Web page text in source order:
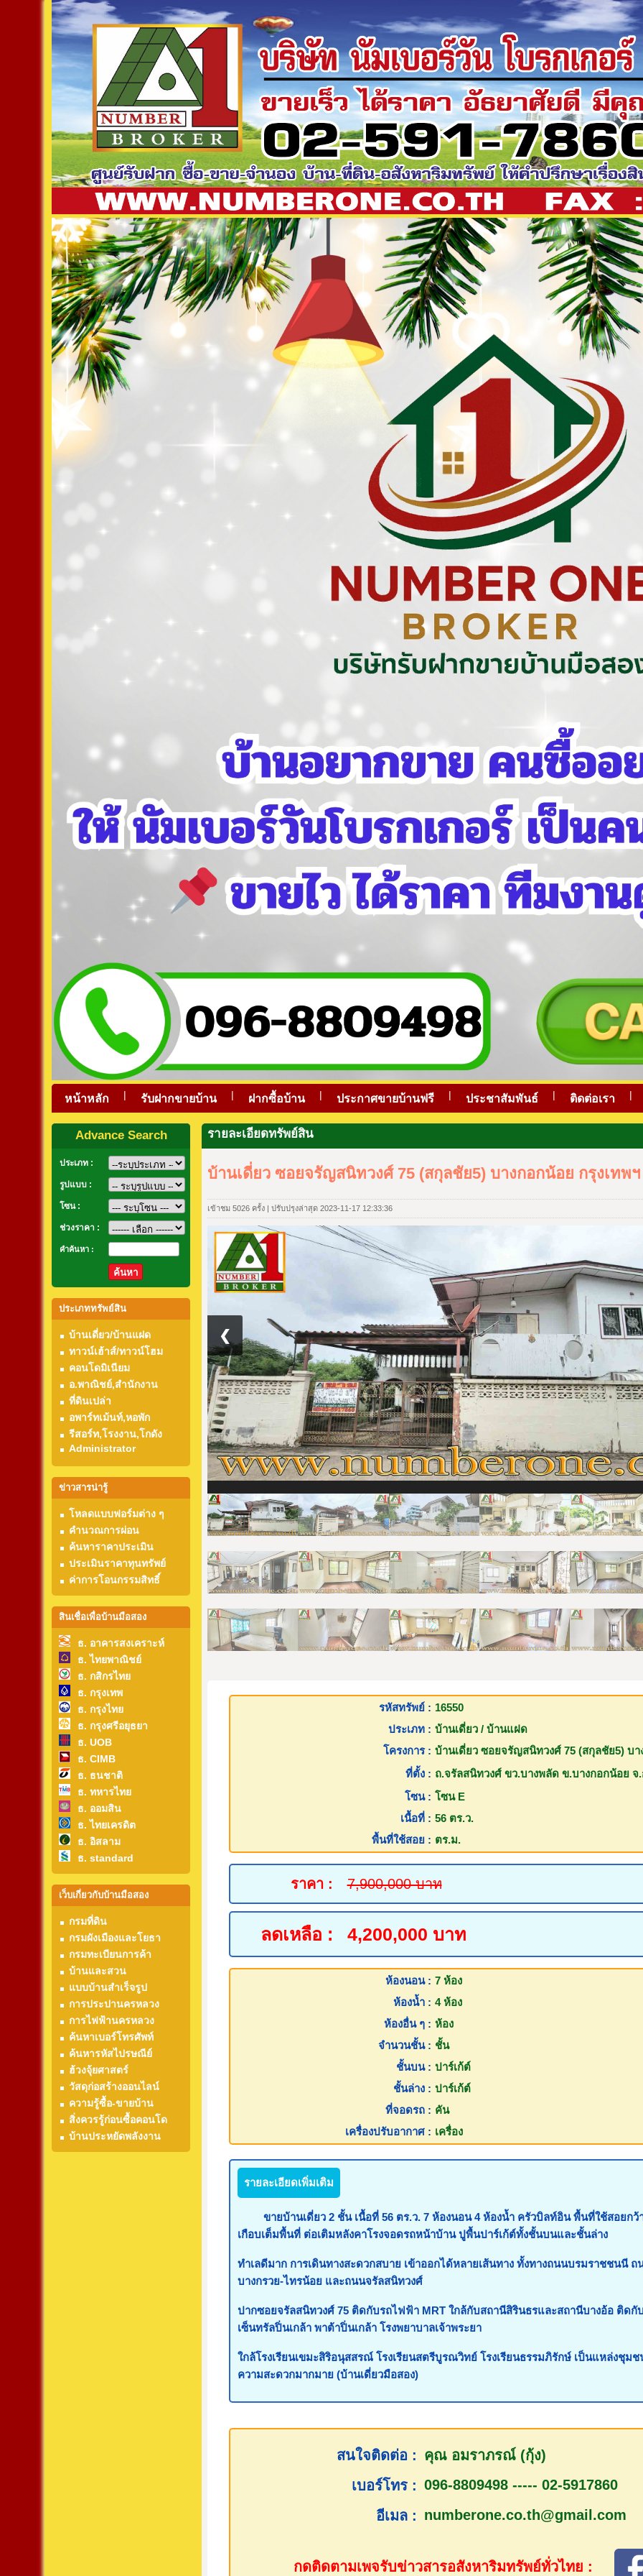
หน้าหลัก | รับฝากขายบ้าน | ฝากซื้อบ้าน | ประกาศขายบ้านฟรี | ประชาสัมพันธ์ | ติดต่อเรา |
Advance Search
ประเภท :
รูปแบบ :
โซน :
ช่วงราคา :
คำค้นหา :
ค้นหา
ประเภททรัพย์สิน
บ้านเดี่ยว/บ้านแฝด
ทาวน์เฮ้าส์/ทาวน์โฮม
คอนโดมิเนียม
อ.พาณิชย์,สำนักงาน
ที่ดินเปล่า
อพาร์ทเม้นท์,หอพัก
รีสอร์ท,โรงงาน,โกดัง
Administrator
ข่าวสารน่ารู้
โหลดแบบฟอร์มต่าง ๆ
คำนวณการผ่อน
ค้นหาราคาประเมิน
ประเมินราคาทุนทรัพย์
ค่าการโอนกรรมสิทธิ์
สินเชื่อเพื่อบ้านมือสอง
ธ. อาคารสงเคราะห์
ธ. ไทยพาณิชย์
ธ. กสิกรไทย
ธ. กรุงเทพ
ธ. กรุงไทย
ธ. กรุงศรีอยุธยา
ธ. UOB
ธ. CIMB
ธ. ธนชาติ
ธ. ทหารไทย
ธ. ออมสิน
ธ. ไทยเครดิต
ธ. อิสลาม
ธ. standard
เว็บเกี่ยวกับบ้านมือสอง
กรมที่ดิน
กรมผังเมืองและโยธา
กรมทะเบียนการค้า
บ้านและสวน
แบบบ้านสำเร็จรูป
การประปานครหลวง
การไฟฟ้านครหลวง
ค้นหาเบอร์โทรศัพท์
ค้นหารหัสไปรษณีย์
ฮ้วงจุ้ยศาสตร์
วัสดุก่อสร้างออนไลน์
ความรู้ซื้อ-ขายบ้าน
สิ่งควรรู้ก่อนซื้อคอนโด
บ้านประหยัดพลังงาน
รายละเอียดทรัพย์สิน
บ้านเดี่ยว ซอยจรัญสนิทวงศ์ 75 (สกุลชัย5) บางกอกน้อย กรุงเทพฯ
เข้าชม 5026 ครั้ง | ปรับปรุงล่าสุด 2023-11-17 12:33:36
❮
รหัสทรัพย์ : 16550
ประเภท : บ้านเดี่ยว / บ้านแฝด
โครงการ : บ้านเดี่ยว ซอยจรัญสนิทวงศ์ 75 (สกุลชัย5) บา
ที่ตั้ง : ถ.จรัลสนิทวงศ์ ขว.บางพลัด ข.บางกอกน้อย จ.
โซน : โซน E
เนื้อที่ : 56 ตร.ว.
พื้นที่ใช้สอย : ตร.ม.
ราคา : 7,900,000 บาท
ลดเหลือ : 4,200,000 บาท
ห้องนอน : 7 ห้อง
ห้องน้ำ : 4 ห้อง
ห้องอื่น ๆ : ห้อง
จำนวนชั้น : ชั้น
ชั้นบน : ปาร์เก้ต์
ชั้นล่าง : ปาร์เก้ต์
ที่จอดรถ : คัน
เครื่องปรับอากาศ : เครื่อง
รายละเอียดเพิ่มเติม
ขายบ้านเดี่ยว 2 ชั้น เนื้อที่ 56 ตร.ว. 7 ห้องนอน 4 ห้องน้ำ ครัวบิลท์อิน พื้นที่ใช้สอยกว้า
เกือบเต็มพื้นที่ ต่อเติมหลังคาโรงจอดรถหน้าบ้าน ปูพื้นปาร์เก้ต์ทั้งชั้นบนและชั้นล่าง
ทำเลดีมาก การเดินทางสะดวกสบาย เข้าออกได้หลายเส้นทาง ทั้งทางถนนบรมราชชนนี
บางกรวย-ไทรน้อย และถนนจรัลสนิทวงศ์
ปากซอยจรัลสนิทวงศ์ 75 ติดกับรถไฟฟ้า MRT ใกล้กับสถานีสิรินธรและสถานีบางอ้อ ติดกั
เซ็นทรัลปิ่นเกล้า พาต้าปิ่นเกล้า โรงพยาบาลเจ้าพระยา
ใกล้โรงเรียนเขมะสิริอนุสสรณ์ โรงเรียนสตรีบูรณวิทย์ โรงเรียนธรรมภิรักษ์ เป็นแหล่งชุม
ความสะดวกมากมาย (บ้านเดี่ยวมือสอง)
สนใจติดต่อ : คุณ อมราภรณ์ (กุ้ง)
เบอร์โทร : 096-8809498 ----- 02-5917860
อีเมล : numberone.co.th@gmail.com
กดติดตามเพจรับข่าวสารอสังหาริมทรัพย์ทั่วไทย :